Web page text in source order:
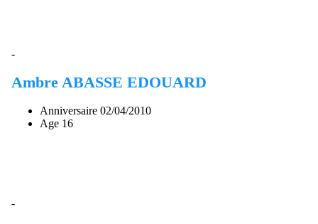
-
Ambre ABASSE EDOUARD
Anniversaire 02/04/2010
Age 16
-